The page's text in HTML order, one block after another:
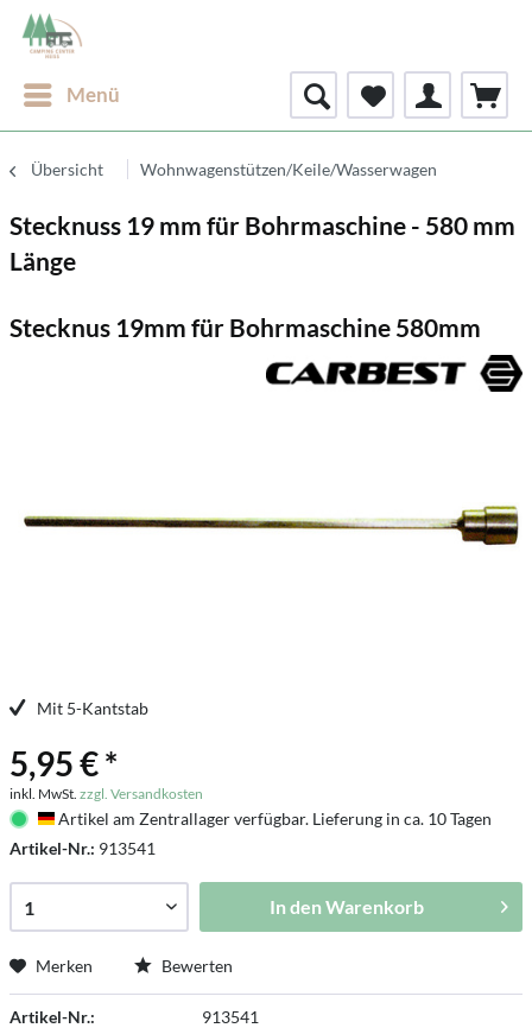
Menü
Übersicht Wohnwagenstützen/Keile/Wasserwagen
Stecknuss 19 mm für Bohrmaschine - 580 mm
Länge
Stecknus 19mm für Bohrmaschine 580mm
Mit 5-Kantstab
5,95 € *
inkl. MwSt. zzgl. Versandkosten
Deutschland
Artikel am Zentrallager verfügbar. Lieferung in ca. 10 Tagen
Artikel-Nr.: 913541
In den Warenkorb
Merken Bewerten
Artikel-Nr.: 913541